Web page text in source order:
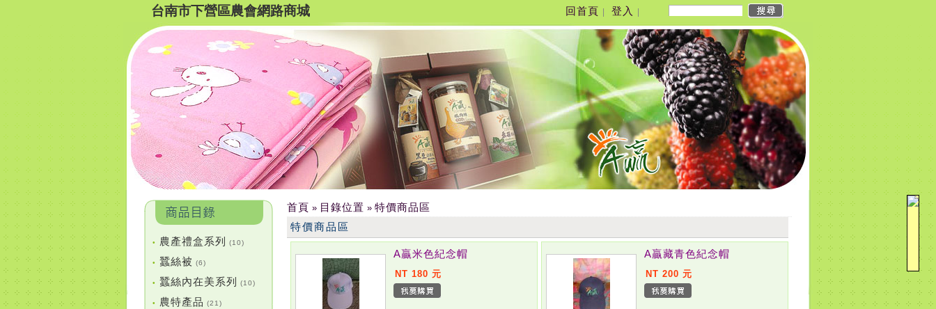
台南市下營區農會網路商城 回首頁 登入
• 農產禮盒系列 (10)
• 蠶絲被 (6)
• 蠶絲內在美系列 (10)
• 農特產品 (21)
首頁 » 目錄位置 » 特價商品區
特價商品區
A贏米色紀念帽
NT 180 元
A贏藏青色紀念帽
NT 200 元